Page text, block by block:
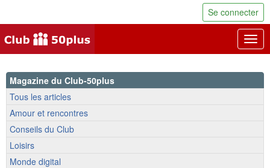
Se connecter
Magazine du Club-50plus
Tous les articles
Amour et rencontres
Conseils du Club
Loisirs
Monde digital